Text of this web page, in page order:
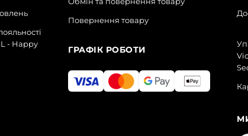
- Happy
Повернення товару
ГРАФІК РОБОТИ